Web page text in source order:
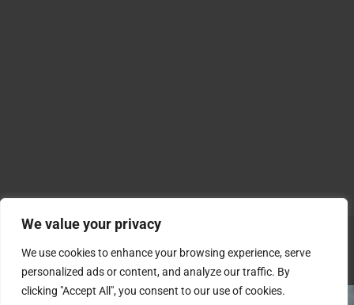
We value your privacy
We use cookies to enhance your browsing experience, serve
personalized ads or content, and analyze our traffic. By
clicking "Accept All", you consent to our use of cookies.